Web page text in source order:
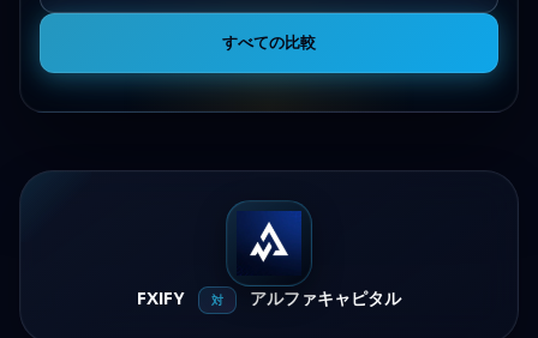
すべての比較
FXIFY 対 アルファキャピタル